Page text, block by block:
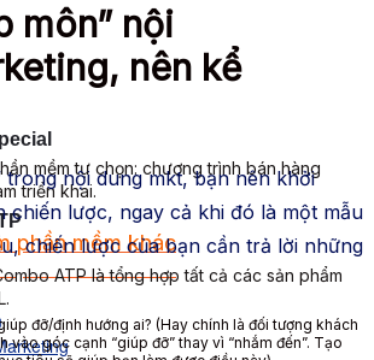
mềm tự chọn: chương trình bán hàng
triển khai.
phần mềm khác
phần mềm khác
ATP là tổng hợp tất cả các sản phẩm
môn” nội
, nên kể
trongnội dung mkt, bạn nênkhởi
chiến lược, ngay cả khi đó là một mẫu
chiến lược của bạn cần trả lời những
đỡ/định hướng ai? (Hay chính là đối tượng khách
vàogóc cạnh “giúp đỡ” thay vì “nhắm đến”. Tạo